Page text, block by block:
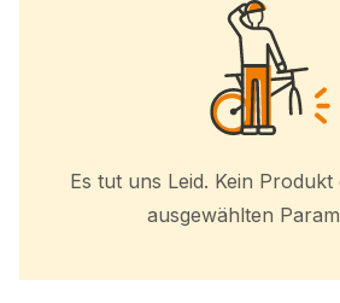
Es tut uns Leid. Kein
ausgewählten